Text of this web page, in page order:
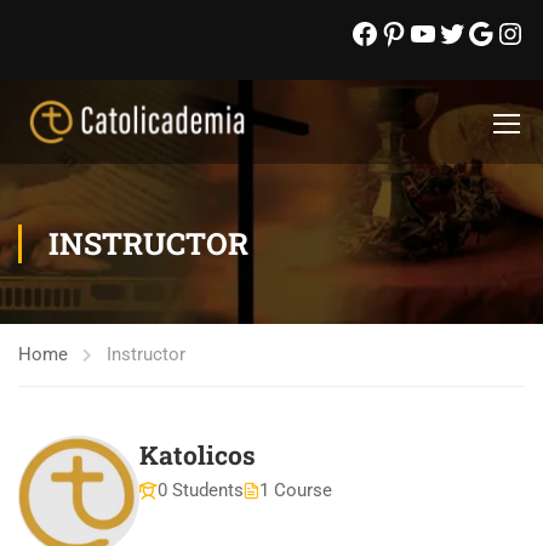
INSTRUCTOR
Home Instructor
Katolicos
0 Students 1 Course